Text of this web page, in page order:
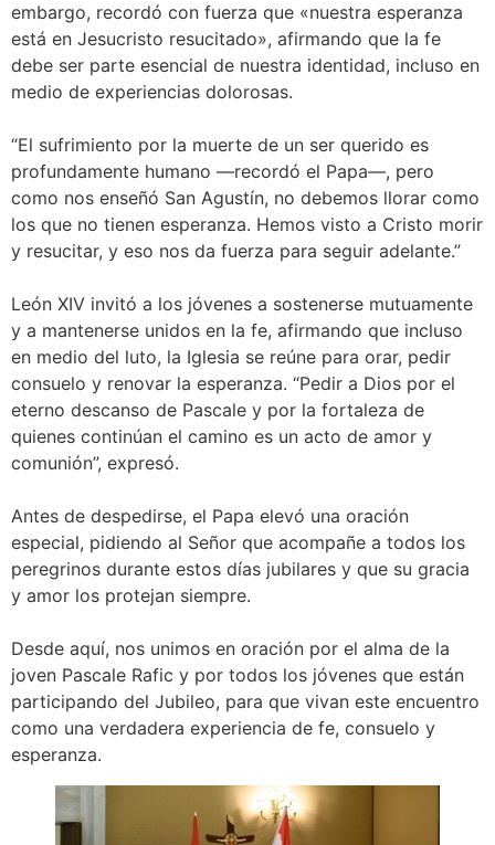
embargo, recordó con fuerza que «nuestra esperanza
está en Jesucristo resucitado», afirmando que la fe
debe ser parte esencial de nuestra identidad, incluso en
medio de experiencias dolorosas.
“El sufrimiento por la muerte de un ser querido es
profundamente humano —recordó el Papa—, pero
como nos enseñó San Agustín, no debemos llorar como
los que no tienen esperanza. Hemos visto a Cristo morir
y resucitar, y eso nos da fuerza para seguir adelante.”
León XIV invitó a los jóvenes a sostenerse mutuamente
y a mantenerse unidos en la fe, afirmando que incluso
en medio del luto, la Iglesia se reúne para orar, pedir
consuelo y renovar la esperanza. “Pedir a Dios por el
eterno descanso de Pascale y por la fortaleza de
quienes continúan el camino es un acto de amor y
comunión”, expresó.
Antes de despedirse, el Papa elevó una oración
especial, pidiendo al Señor que acompañe a todos los
peregrinos durante estos días jubilares y que su gracia
y amor los protejan siempre.
Desde aquí, nos unimos en oración por el alma de la
joven Pascale Rafic y por todos los jóvenes que están
participando del Jubileo, para que vivan este encuentro
como una verdadera experiencia de fe, consuelo y
esperanza.